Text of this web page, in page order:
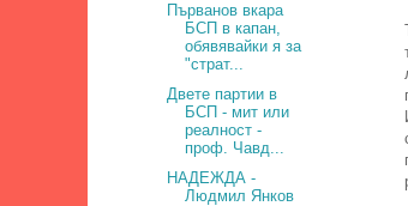
Първанов вкара
БСП в капан,
обявявайки я за
"страт...
Двете партии в
БСП - мит или
реалност -
проф. Чавд...
НАДЕЖДА -
Людмил Янков